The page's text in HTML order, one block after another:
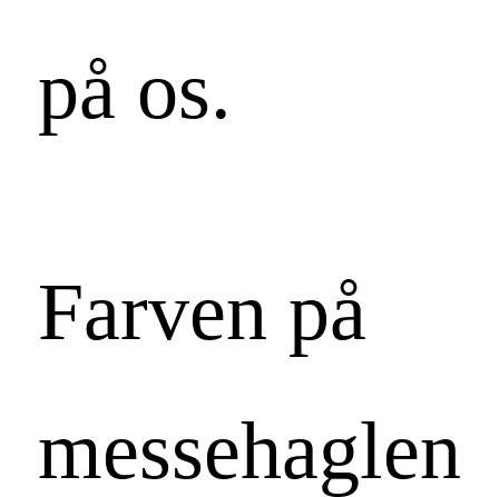
på os.
Farven på
messehaglen